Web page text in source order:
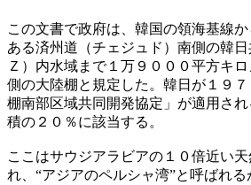
この文書で政府は、韓国の領海基線
ある済州道（チェジュド）南側の韓
Ｚ）内水域まで１万９０００平方キ
側の大陸棚と規定した。韓日が１９
棚南部区域共同開発協定」が適用さ
積の２０％に該当する。
ここはサウジアラビアの１０倍近い
れ、“アジアのペルシャ湾”と呼ばれ